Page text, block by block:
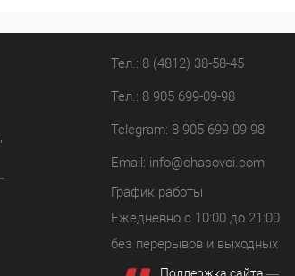
Тел.: 8 (4812) 38-58-45
Тел.: 8 905 699-09-98
Telegram: 8 905 699-09-98
Email: info@chasovoi.com
График работы
Ежедневно с 10:00 до 21:00
без перерывов и выходных